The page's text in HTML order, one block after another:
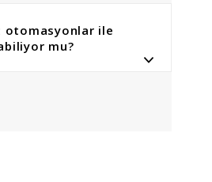
otomasyonlar ile
mu?